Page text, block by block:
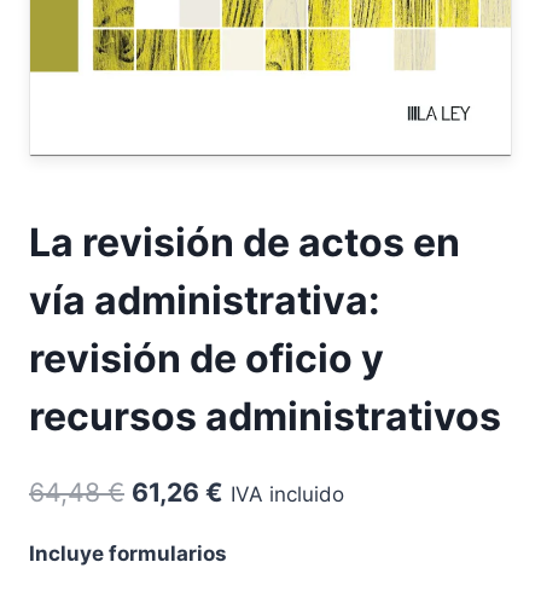
La revisión de actos en
vía administrativa:
revisión de oficio y
recursos administrativos
64,48€ El
original
61,26 € El
IVA incluido
Incluye formularios